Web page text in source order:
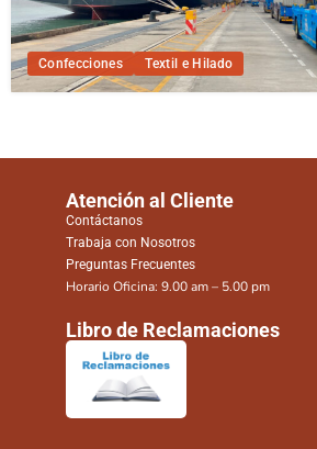
Confecciones Textil e Hilado
Atención al Cliente
Contáctanos
Trabaja con Nosotros
Preguntas Frecuentes
Horario Oficina: 9.00 am – 5.00 pm
Libro de Reclamaciones